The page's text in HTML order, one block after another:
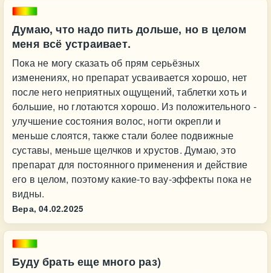
Думаю, что надо пить дольше, но в целом
меня всё устраивает.
Пока не могу сказать об прям серьёзных
изменениях, но препарат усваивается хорошо, нет
после него неприятных ощущений, таблетки хоть и
большие, но глотаются хорошо. Из положительного -
улучшение состояния волос, ногти окрепли и
меньше слоятся, также стали более подвижные
суставы, меньше щелчков и хрустов. Думаю, это
препарат для постоянного применения и действие
его в целом, поэтому какие-то вау-эффекты пока не
видны.
Вера, 04.02.2025
Буду брать еще много раз)